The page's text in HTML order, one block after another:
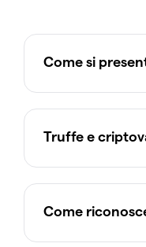
Come si
Truffe e
Come